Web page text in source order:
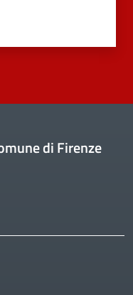
di Firenze